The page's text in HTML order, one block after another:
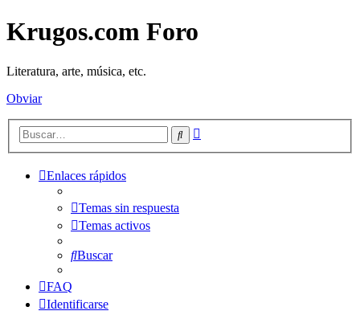
Krugos.com Foro
Literatura, arte, música, etc.
Obviar
Buscar
Enlaces rápidos
Temas sin respuesta
Temas activos
Buscar
FAQ
Identificarse